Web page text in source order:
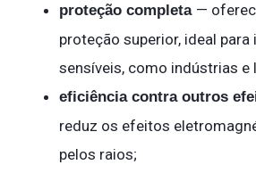
proteção completa —
proteção superior, ideal para
sensíveis, como indústrias e
eficiência contra outros
reduz os efeitos
pelos raios;